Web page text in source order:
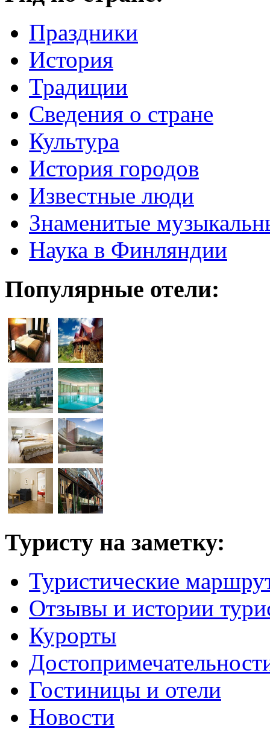
Праздники
История
Традиции
Cведения о стране
Культура
История городов
Известные люди
Знаменитые
Наука в Финляндии
Популярные отели:
Туристу на заметку:
Туристические
Отзывы и истории
Курорты
Гостиницы и отели
Новости